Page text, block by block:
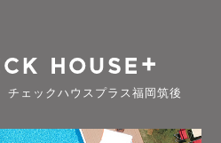
チェックハウスプラス福岡筑後